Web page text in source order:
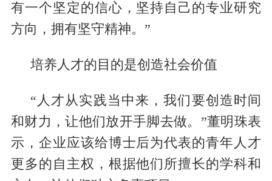
有一个坚定的信心，坚持自己的专业研究
方向，拥有坚守精神。”
培养人才的目的是创造社会价值
“人才从实践当中来，我们要创造时间
和财力，让他们放开手脚去做。”董明珠表
示，企业应该给博士后为代表的青年人才
更多的自主权，根据他们所擅长的学科和